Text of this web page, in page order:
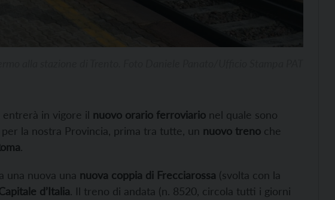
entrerà in vigore il nuovo orario ferroviario nel quale sono
la nostra Provincia, prima tra tutte, un nuovo treno che
.
una nuova una nuova coppia di Frecciarossa (svolta con la
d’Italia. Il treno di andata (n. 8520, circola tutti i giorni